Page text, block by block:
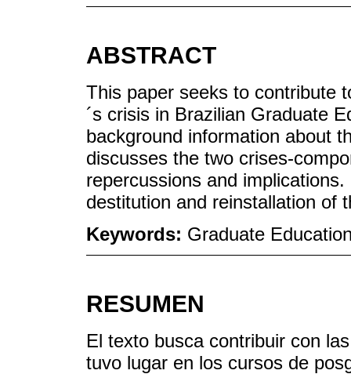
ABSTRACT
This paper seeks to contribute
´s crisis in Brazilian Graduate
background information about
discusses the two crises-
repercussions and
destitution and reinstallation of
Keywords: Graduate
RESUMEN
El texto busca contribuir con
tuvo lugar en los cursos de